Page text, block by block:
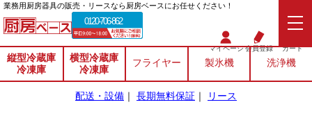
業務⽤厨房器具の販売・リースなら厨房ベースにお任せください！
0120-706-862
マイページ会員登録 カート
縦型冷蔵庫
冷凍庫
横型冷蔵庫
冷凍庫
フライヤー 製氷機 洗浄機
配送・設備 ｜ 長期無料保証 ｜ リース